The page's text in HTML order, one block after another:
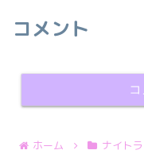
コメント
ホーム ナイト